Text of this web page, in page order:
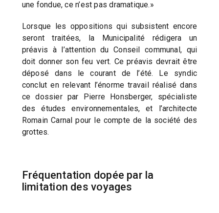
une fondue, ce n’est pas dramatique.»
Lorsque les oppositions qui subsistent encore
seront traitées, la Municipalité rédigera un
préavis à l’attention du Conseil communal, qui
doit donner son feu vert. Ce préavis devrait être
déposé dans le courant de l’été. Le syndic
conclut en relevant l’énorme travail réalisé dans
ce dossier par Pierre Honsberger, spécialiste
des études environnementales, et l’architecte
Romain Carnal pour le compte de la société des
grottes.
Fréquentation dopée par la
limitation des voyages